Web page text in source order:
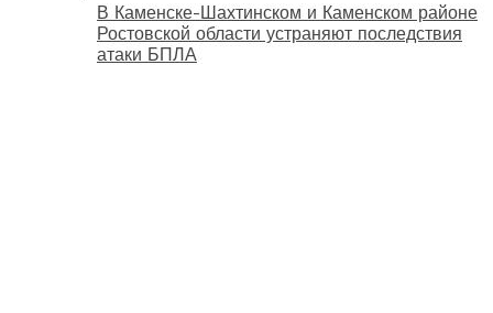
В Каменске-Шахтинском и Каменском районе
Ростовской области устраняют последствия
атаки БПЛА